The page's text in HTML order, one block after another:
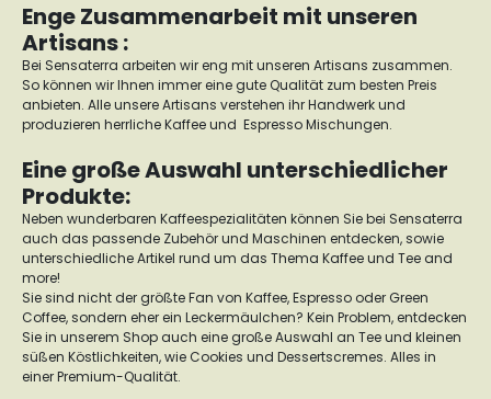
Enge Zusammenarbeit mit unseren
Artisans :
Bei Sensaterra arbeiten wir eng mit unseren Artisans zusammen.
So können wir Ihnen immer eine gute Qualität zum besten Preis
anbieten. Alle unsere Artisans verstehen ihr Handwerk und
produzieren herrliche Kaffee und Espresso Mischungen.
Eine große Auswahl unterschiedlicher
Produkte:
Neben wunderbaren Kaffeespezialitäten können Sie bei Sensaterra
auch das passende Zubehör und Maschinen entdecken, sowie
unterschiedliche Artikel rund um das Thema Kaffee und Tee and
more!
Sie sind nicht der größte Fan von Kaffee, Espresso oder Green
Coffee, sondern eher ein Leckermäulchen? Kein Problem, entdecken
Sie in unserem Shop auch eine große Auswahl an Tee und kleinen
süßen Köstlichkeiten, wie Cookies und Dessertscremes. Alles in
einer Premium-Qualität.